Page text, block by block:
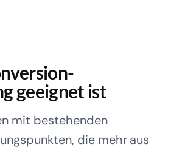
geeignet ist
mit bestehenden
die mehr aus